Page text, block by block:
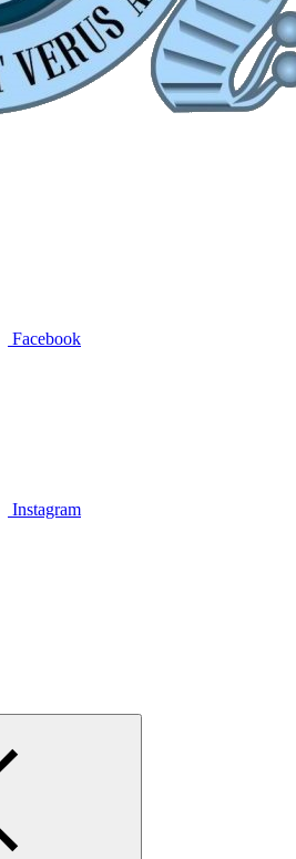
Facebook
Instagram